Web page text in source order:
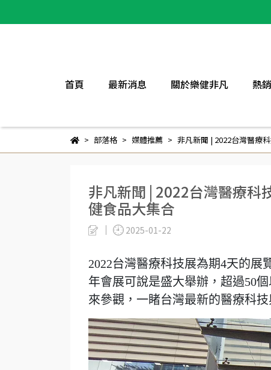
首頁 最新消息 關於樂健非凡 熱
部落格 媒體推薦 非凡新聞 | 2022台灣醫療
非凡新聞 | 2022台灣醫療科
健食品大集合
2025-01-22
2022台灣醫療科技展為期4天的展
年會展可說是盛大舉辦，超過50
來參觀，一睹台灣最新的醫療科